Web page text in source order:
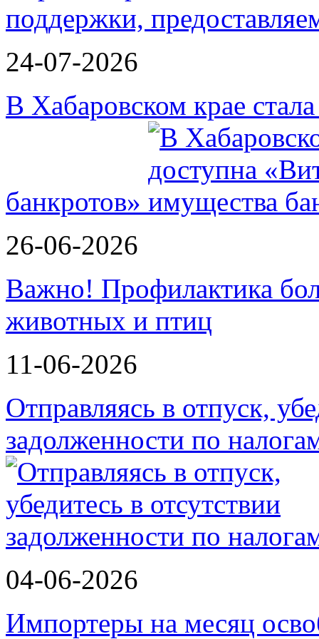
поддержки,
24-07-2026
В Хабаровском крае
банкротов»
26-06-2026
Важно! Профилактика
животных и птиц
11-06-2026
Отправляясь в отпуск,
задолженности по
04-06-2026
Импортеры на месяц